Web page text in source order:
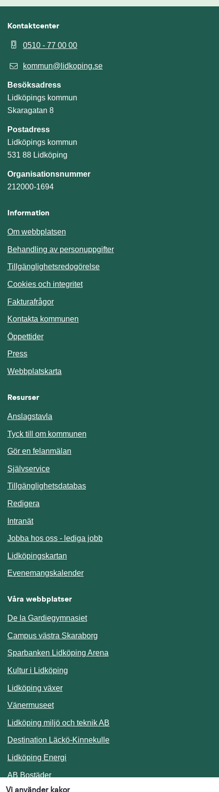
Kontaktcenter
0510 - 77 00 00
kommun@lidkoping.se
Besöksadress
Lidköpings kommun
Skaragatan 8
Postadress
Lidköpings kommun
531 88 Lidköping
Organisationsnummer
212000-1694
Information
Om webbplatsen
Behandling av personuppgifter
Tillgänglighetsredogörelse
Cookies och integritet
Fakturafrågor
Kontakta kommunen
Öppettider
Press
Webbplatskarta
Resurser
Anslagstavla
Tyck till om kommunen
Gör en felanmälan
SjälvserviceLänk till annan webbplats.
TillgänglighetsdatabasLänk till annan webbplats.
Redigera
IntranätLänk till annan webbplats.
Jobba hos oss - lediga jobb
Lidköpingskartan
EvenemangskalenderLänk till annan webbplats.
Våra webbplatser
De la Gardiegymnasiet
Campus västra Skaraborg
Sparbanken Lidköping Arena
Kultur i Lidköping
Lidköping växer
Vänermuseet
Lidköping miljö och teknik AB
Destination Läckö-KinnekulleLänk till annan webbplats.
Lidköping Energi
AB BostäderLänk till annan webbplats.